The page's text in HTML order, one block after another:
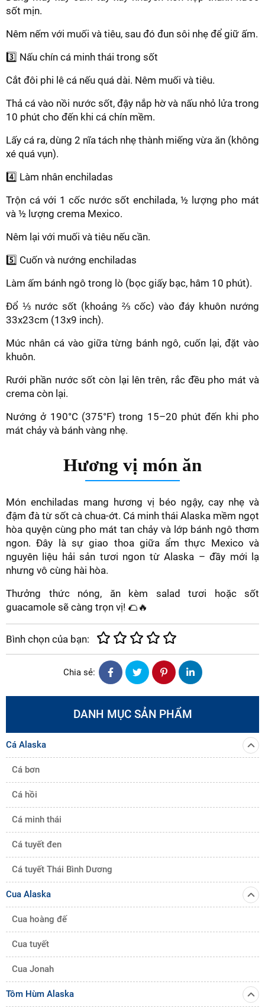
sốt mịn.
Nêm nếm với muối và tiêu, sau đó đun sôi nhẹ để giữ ấm.
3️⃣ Nấu chín cá minh thái trong sốt
Cắt đôi phi lê cá nếu quá dài. Nêm muối và tiêu.
Thả cá vào nồi nước sốt, đậy nắp hờ và nấu nhỏ lửa trong
10 phút cho đến khi cá chín mềm.
Lấy cá ra, dùng 2 nĩa tách nhẹ thành miếng vừa ăn (không
xé quá vụn).
4️⃣ Làm nhân enchiladas
Trộn cá với 1 cốc nước sốt enchilada, ½ lượng pho mát
và ½ lượng crema Mexico.
Nêm lại với muối và tiêu nếu cần.
5️⃣ Cuốn và nướng enchiladas
Làm ấm bánh ngô trong lò (bọc giấy bạc, hâm 10 phút).
Đổ ⅓ nước sốt (khoảng ⅔ cốc) vào đáy khuôn nướng
33x23cm (13x9 inch).
Múc nhân cá vào giữa từng bánh ngô, cuốn lại, đặt vào
khuôn.
Rưới phần nước sốt còn lại lên trên, rắc đều pho mát và
crema còn lại.
Nướng ở 190°C (375°F) trong 15–20 phút đến khi pho
mát chảy và bánh vàng nhẹ.
Hương vị món ăn
Món enchiladas mang hương vị béo ngậy, cay nhẹ và
đậm đà từ sốt cà chua-ớt. Cá minh thái Alaska mềm ngọt
hòa quyện cùng pho mát tan chảy và lớp bánh ngô thơm
ngon. Đây là sự giao thoa giữa ẩm thực Mexico và
nguyên liệu hải sản tươi ngon từ Alaska – đầy mới lạ
nhưng vô cùng hài hòa.
Thưởng thức nóng, ăn kèm salad tươi hoặc sốt
guacamole sẽ càng trọn vị! 🌮🔥
Bình chọn của bạn:
Chia sẻ:
DANH MỤC SẢN PHẨM
Cá Alaska
Cá bơn
Cá hồi
Cá minh thái
Cá tuyết đen
Cá tuyết Thái Bình Dương
Cua Alaska
Cua hoàng đế
Cua tuyết
Cua Jonah
Tôm Hùm Alaska